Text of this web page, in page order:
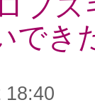
でき
18:40